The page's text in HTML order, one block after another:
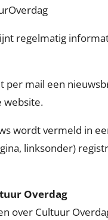
regelmatig
per mail een
website.
wordt vermeld in
linksonder)
Overdag
over Cultuur